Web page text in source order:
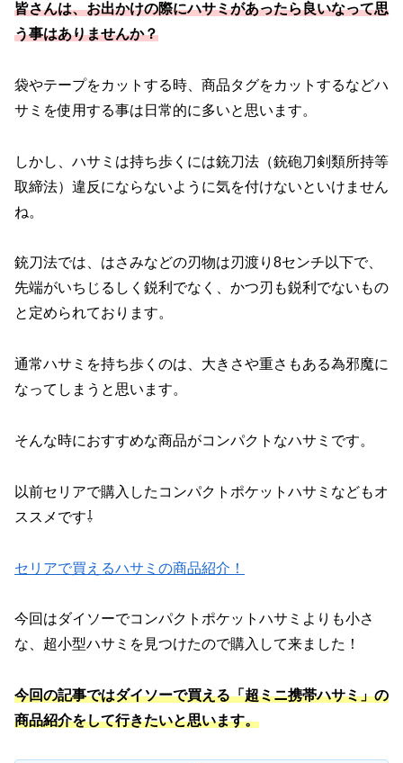
皆さんは、お出かけの際にハサミがあったら良いなって思
う事はありませんか？
袋やテープをカットする時、商品タグをカットするなどハ
サミを使用する事は日常的に多いと思います。
しかし、ハサミは持ち歩くには銃刀法（銃砲刀剣類所持等
取締法）違反にならないように気を付けないといけません
ね。
銃刀法では、はさみなどの刃物は刃渡り8センチ以下で、
先端がいちじるしく鋭利でなく、かつ刃も鋭利でないもの
と定められております。
通常ハサミを持ち歩くのは、大きさや重さもある為邪魔に
なってしまうと思います。
そんな時におすすめな商品がコンパクトなハサミです。
以前セリアで購入したコンパクトポケットハサミなどもオ
ススメです⇩
セリアで買えるハサミの商品紹介！
今回はダイソーでコンパクトポケットハサミよりも小さ
な、超小型ハサミを見つけたので購入して来ました！
今回の記事ではダイソーで買える「超ミニ携帯ハサミ」の
商品紹介をして行きたいと思います。